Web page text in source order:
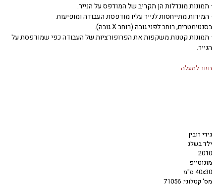
· תמונות מוגדלות הן תקריב של המודפס על הנייר.
· המידות מתייחסות לנייר עליו מודפסת העבודה ומופיעות
בסנטימטרים, רוחב לפני גובה (רוחב X גובה).
· תמונות קטנות משקפות את הפרופורציות של העבודה כפי שמודפסת על
הנייר.
חזור למעלה
גידי רובין
ילד בשלג
2010
מונוטייפ
40x30 ס"מ
מס' קטלוגי: 71056